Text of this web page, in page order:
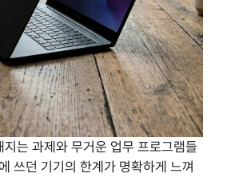
는 과제와 무거운 업무 프로그램들
쓰던 기기의 한계가 명확하게 느껴